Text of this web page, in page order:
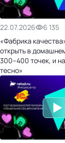
22.07.2026
6 135
«Фабрика
открыть в
300–400 точек, и
тесно»